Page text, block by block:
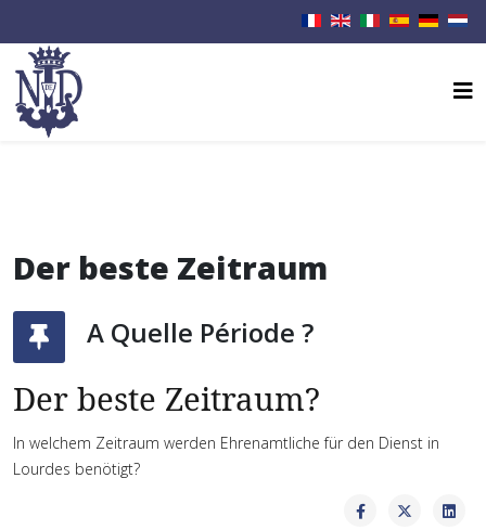
Der beste Zeitraum
A Quelle Période ?
Der beste Zeitraum?
In welchem Zeitraum werden Ehrenamtliche für den Dienst in
Lourdes benötigt?